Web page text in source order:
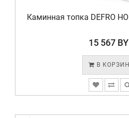
Каминная топка DEFRO
15 567
В